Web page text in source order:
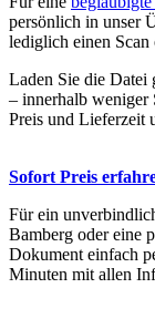
persönlich in unser
lediglich einen Scan
Laden Sie die Datei
– innerhalb weniger
Preis und Lieferzeit
Sofort Preis
Für ein
Bamberg oder eine
Dokument einfach
Minuten mit allen